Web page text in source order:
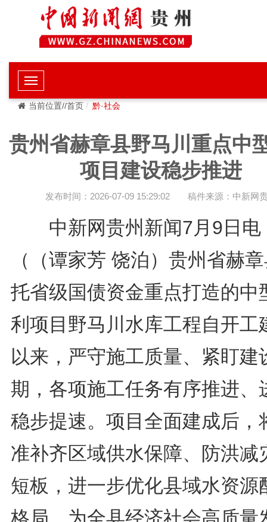
当前位置//首页 黔·社会
贵州省赫章县野马川重点中
项目建设稳步推进
发布时间：2026-07-09 15:29:02 稿件来源：中新网
中新网贵州新闻7月9日电
（（谭家芳 饶泊）贵州省赫
托省级国债资金重点打造的中
利项目野马川水库工程自开工
以来，严守施工质量、紧盯建
期，各项施工任务有序推进、
稳步提速。项目全面建成后，
准补齐区域供水保障、防洪减
短板，进一步优化县域水资源